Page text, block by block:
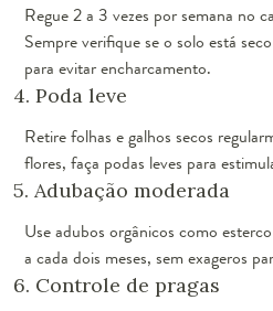
Regue 2 a 3 vezes por semana no
Sempre verifique se o solo está
para evitar encharcamento.
4. Poda leve
Retire folhas e galhos secos
flores, faça podas leves para
5. Adubação moderada
Use adubos orgânicos como
a cada dois meses, sem exageros
6. Controle de pragas